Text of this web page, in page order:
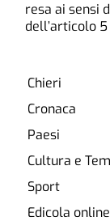
resa ai sensi
dell’articolo
Chieri
Cronaca
Paesi
Cultura e
Sport
Edicola online